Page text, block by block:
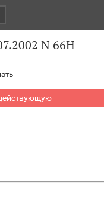
N 66Н